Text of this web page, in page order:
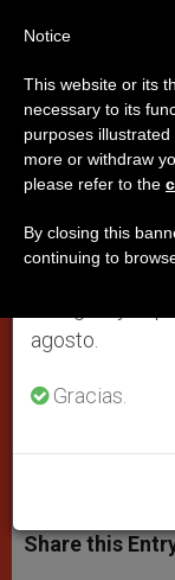
Portavoz
auténtico
la Iglesia
Promueve
VATICANO
t
s
s
e
e
b
Share this
Aviso
Del 27 de
anual,
se generan
agosto.
Gracias.
Notice
This website or its
necessary to its
purposes
more or withdraw
please refer to the
By closing this
continuing to